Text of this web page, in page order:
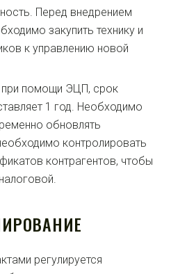
Перед внедрением
закупить технику и
к управлению новой
помощи ЭЦП, срок
1 год. Необходимо
обновлять
контролировать
контрагентов, чтобы
регулируется